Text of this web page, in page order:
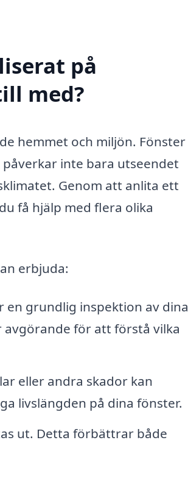
på
med?
hemmet och miljön. Fönster
inte bara utseendet
Genom att anlita ett
få hjälp med flera olika
erbjuda:
en grundlig inspektion av dina
för att förstå vilka
eller andra skador kan
livslängden på dina fönster.
ut. Detta förbättrar både